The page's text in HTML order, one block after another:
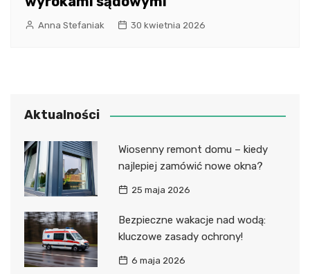
Anna Stefaniak 30 kwietnia 2026
Aktualności
Wiosenny remont domu – kiedy
najlepiej zamówić nowe okna?
25 maja 2026
Bezpieczne wakacje nad wodą:
kluczowe zasady ochrony!
6 maja 2026